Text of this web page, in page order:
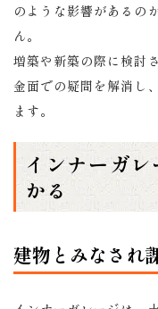
のような影響があるの
ん。
増築や新築の際に検討
金面での疑問を解消し
ます。
インナーガ
かる
建物とみなされ